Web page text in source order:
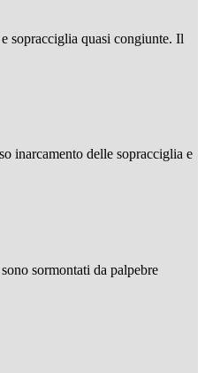
sopracciglia quasi congiunte. Il
inarcamento delle sopracciglia e
sormontati da palpebre